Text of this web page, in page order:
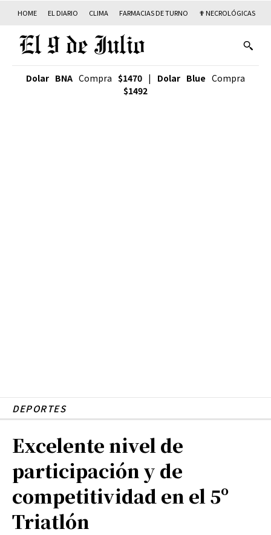
HOME EL DIARIO CLIMA FARMACIAS DE TURNO ✟ NECROLÓGICAS
Dolar BNA Compra $1470 | Dolar Blue Compra
$1492
DEPORTES
Excelente nivel de
participación y de
competitividad en el 5º
Triatlón